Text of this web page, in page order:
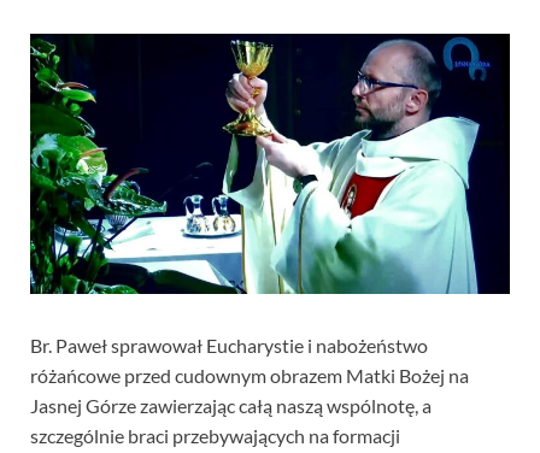
Br. Paweł sprawował Eucharystie i nabożeństwo
różańcowe przed cudownym obrazem Matki Bożej na
Jasnej Górze zawierzając całą naszą wspólnotę, a
szczególnie braci przebywających na formacji